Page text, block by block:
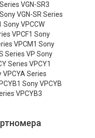
VGN-SR3
VGN-SR Series
Sony VPCCW
VPCF1 Sony
VPCM1 Sony
Series VP Sony
Series VPCY1
VPCYA Series
Sony VPCYB
VPCYB3